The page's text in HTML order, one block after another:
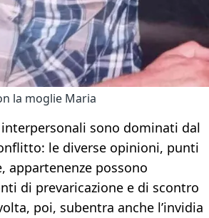
la moglie Maria
sono dominati dal
le diverse opinioni, punti
appartenenze possono
di prevaricazione e di scontro
poi, subentra anche l’invidia